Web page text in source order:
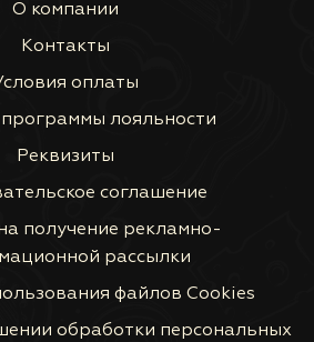
О компании
Контакты
оплаты
лояльности
Реквизиты
соглашение
получение рекламно-
рассылки
файлов Сookies
обработки персональных